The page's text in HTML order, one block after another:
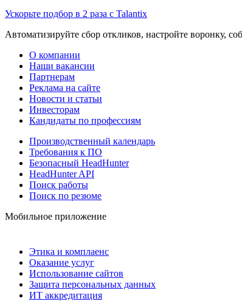
Ускорьте подбор в 2 раза с Talantix
Автоматизируйте сбор откликов, настройте воронку,
О компании
Наши вакансии
Партнерам
Реклама на сайте
Новости и статьи
Инвесторам
Кандидаты по профессиям
Производственный календарь
Требования к ПО
Безопасный HeadHunter
HeadHunter API
Поиск работы
Поиск по резюме
Мобильное приложение
Этика и комплаенс
Оказание услуг
Использование сайтов
Защита персональных данных
ИТ аккредитация